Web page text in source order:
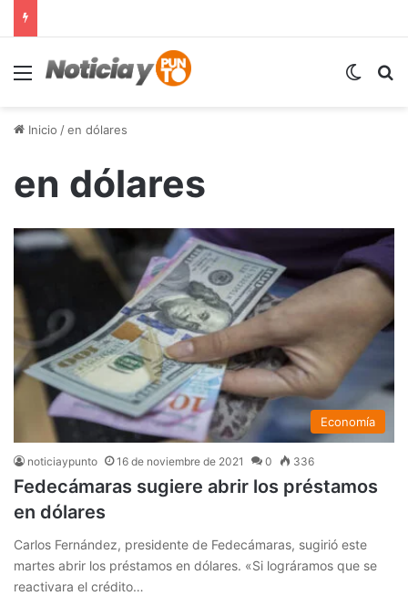
Menú
Inicio /en dólares
en dólares
Economía
noticiaypunto 16 de noviembre de 2021 0 336
Fedecámaras sugiere abrir los préstamos
en dólares
Carlos Fernández, presidente de Fedecámaras, sugirió este
martes abrir los préstamos en dólares. «Si lográramos que se
reactivara el crédito…